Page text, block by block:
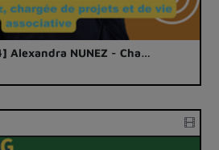
Alexandra NUNEZ - Cha…